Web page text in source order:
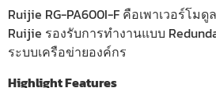
Ruijie RG-PA600I-F คือเพาเวอร์โม
Ruijie รองรับการทำงานแบบ
ระบบเครือข่ายองค์กร
Highlight Features